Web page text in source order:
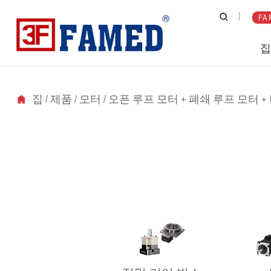
FA
집
집 /제품 / 모터 / 오픈 루프 모터 + 폐쇄 루프 모터